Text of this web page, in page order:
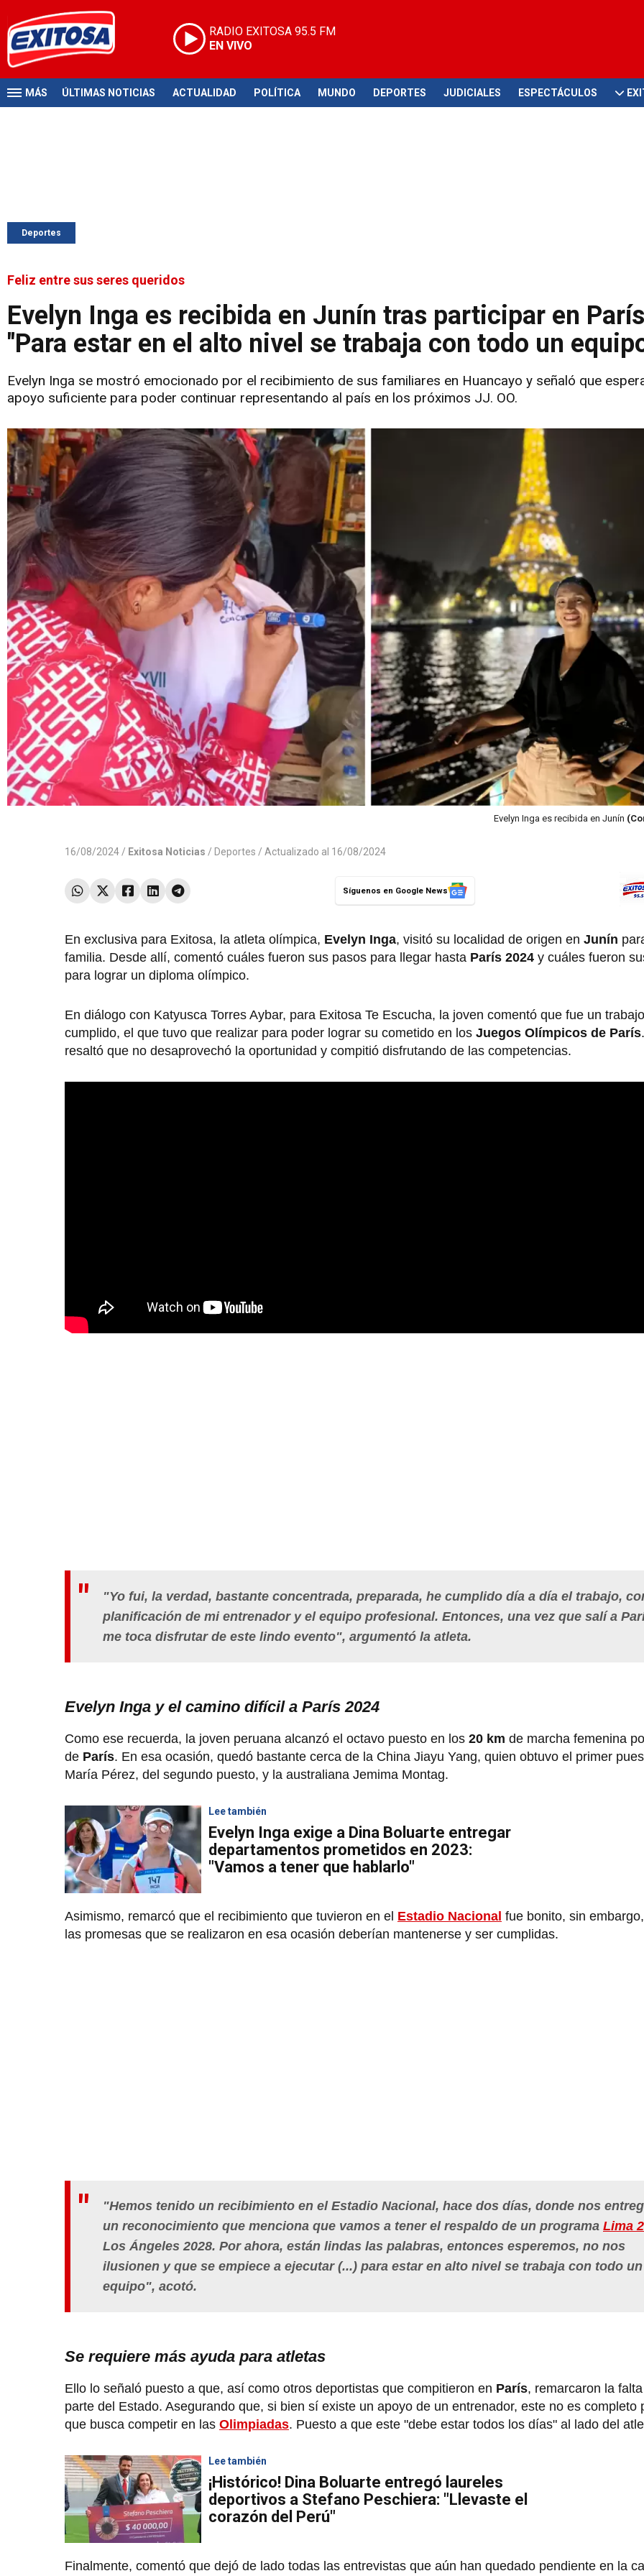
RADIO EXITOSA 95.5 FM
EN VIVO
MÁS ÚLTIMAS NOTICIAS ACTUALIDAD POLÍTICA MUNDO DEPORTES JUDICIALES ESPECTÁCULOS
Deportes
Feliz entre sus seres queridos
Evelyn Inga es recibida en Junín tras participar en
"Para estar en el alto nivel se trabaja con todo un
Evelyn Inga se mostró emocionado por el recibimiento de sus familiares en Huancayo y señaló que
apoyo suficiente para poder continuar representando al país en los próximos JJ. OO.
Evelyn Inga es recibida en Junín
16/08/2024 / Exitosa Noticias / Deportes / Actualizado al 16/08/2024
Síguenos en Google News
En exclusiva para Exitosa, la atleta olímpica, Evelyn Inga, visitó su localidad de origen en Junín
familia. Desde allí, comentó cuáles fueron sus pasos para llegar hasta París 2024 y cuáles fueron
para lograr un diploma olímpico.
En diálogo con Katyusca Torres Aybar, para Exitosa Te Escucha, la joven comentó que fue un
cumplido, el que tuvo que realizar para poder lograr su cometido en los Juegos Olímpicos de París
resaltó que no desaprovechó la oportunidad y compitió disfrutando de las competencias.
"Yo fui, la verdad, bastante concentrada, preparada, he cumplido día a día el trabajo,
planificación de mi entrenador y el equipo profesional. Entonces, una vez que salí a
me toca disfrutar de este lindo evento", argumentó la atleta.
Evelyn Inga y el camino difícil a París 2024
Como ese recuerda, la joven peruana alcanzó el octavo puesto en los 20 km de marcha femenina
de París. En esa ocasión, quedó bastante cerca de la China Jiayu Yang, quien obtuvo el primer
María Pérez, del segundo puesto, y la australiana Jemima Montag.
Lee también
Evelyn Inga exige a Dina Boluarte entregar
departamentos prometidos en 2023:
"Vamos a tener que hablarlo"
Asimismo, remarcó que el recibimiento que tuvieron en el Estadio Nacional fue bonito, sin
las promesas que se realizaron en esa ocasión deberían mantenerse y ser cumplidas.
"Hemos tenido un recibimiento en el Estadio Nacional, hace dos días, donde nos
un reconocimiento que menciona que vamos a tener el respaldo de un programa Lima
Los Ángeles 2028. Por ahora, están lindas las palabras, entonces esperemos, no nos
ilusionen y que se empiece a ejecutar (...) para estar en alto nivel se trabaja con todo un
equipo", acotó.
Se requiere más ayuda para atletas
Ello lo señaló puesto a que, así como otros deportistas que compitieron en París, remarcaron la
parte del Estado. Asegurando que, si bien sí existe un apoyo de un entrenador, este no es completo
que busca competir en las Olimpiadas. Puesto a que este "debe estar todos los días" al lado del
Lee también
¡Histórico! Dina Boluarte entregó laureles
deportivos a Stefano Peschiera: "Llevaste el
corazón del Perú"
Finalmente, comentó que dejó de lado todas las entrevistas que aún han quedado pendiente en la